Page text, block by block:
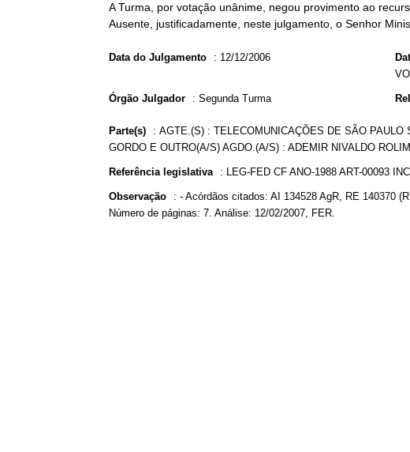
A Turma, por votação unânime, negou provimento ao
Ausente, justificadamente, neste julgamento, o Senhor
Data do Julgamento : 12/12/2006
Órgão Julgador : Segunda Turma
Parte(s) : AGTE.(S) : TELECOMUNICAÇÕES DE SÃO
GORDO E OUTRO(A/S) AGDO.(A/S) : ADEMIR NIVALDO
Referência legislativa : LEG-FED CF ANO-1988 ART-00093
Observação : - Acórdãos citados: AI 134528 AgR, RE 140370
Número de páginas: 7. Análise: 12/02/2007, FER.